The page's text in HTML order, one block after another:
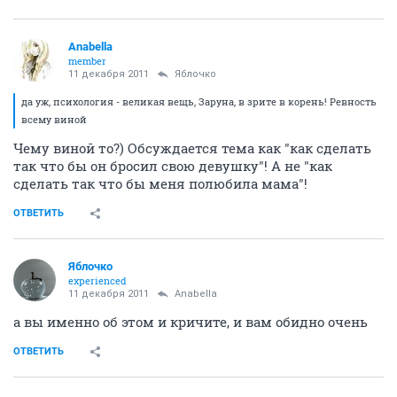
Anabella
member
11 декабря 2011 Яблочко
да уж, психология - великая вещь, Заруна, в зрите в корень! Ревность
всему виной
Чему виной то?) Обсуждается тема как "как сделать
так что бы он бросил свою девушку"! А не "как
сделать так что бы меня полюбила мама"!
ОТВЕТИТЬ
Яблочко
experienced
11 декабря 2011 Anabella
а вы именно об этом и кричите, и вам обидно очень
ОТВЕТИТЬ